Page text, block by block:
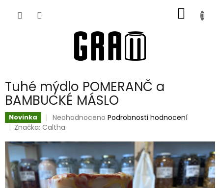
KOŠÍK
Tuhé mýdlo POMERANČ a
BAMBUCKÉ MÁSLO
Novinka
Průměrné
hodnocení
je
0,0
z
5
hvězdiček.
Neohodnoceno Podrobnosti hodnocení
Značka:Caltha